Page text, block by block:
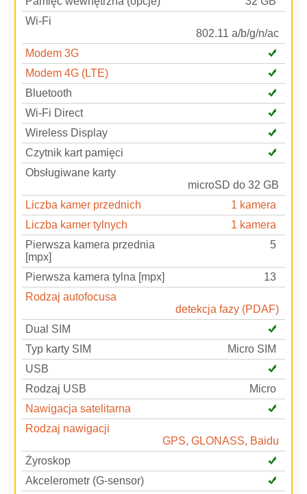
Wi-Fi
802.11 a/b/g/n/ac
Modem 3G
Modem 4G (LTE)
Bluetooth
Wi-Fi Direct
Wireless Display
Czytnik kart pamięci
Obsługiwane karty
microSD do 32 GB
Liczba kamer przednich
1 kamera
Liczba kamer tylnych
1 kamera
Pierwsza kamera przednia
[mpx]
5
Pierwsza kamera tylna [mpx]
13
Rodzaj autofocusa
detekcja fazy (PDAF)
Dual SIM
Typ karty SIM
Micro SIM
USB
Rodzaj USB
Micro
Nawigacja satelitarna
Rodzaj nawigacji
GPS, GLONASS, Baidu
Żyroskop
Akcelerometr (G-sensor)